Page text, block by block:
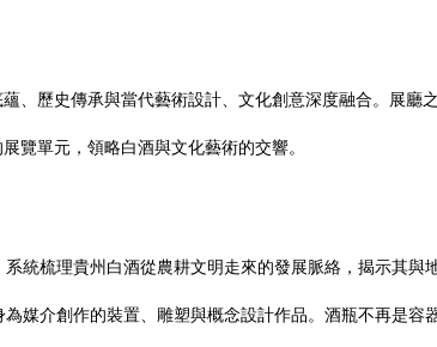
、歷史傳承與當代藝術設計、文化創意深度融合。展廳
覽單元，領略白酒與文化藝術的交響。
統梳理貴州白酒從農耕文明走來的發展脈絡，揭示其與
媒介創作的裝置、雕塑與概念設計作品。酒瓶不再是